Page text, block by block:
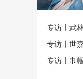
专访丨武
专访丨世
专访丨巾